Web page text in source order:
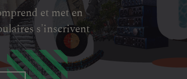
et met en
s'inscrivent